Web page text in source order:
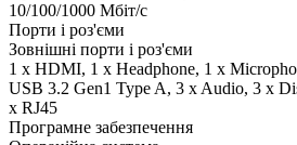
10/100/1000 Мбіт/с
Порти і роз'єми
Зовнішні порти і роз'єми
1 x HDMI, 1 x Нeadphone, 1 х
USB 3.2 Gen1 Type A, 3 x Audio, 3 x
x RJ45
Програмне забезпечення